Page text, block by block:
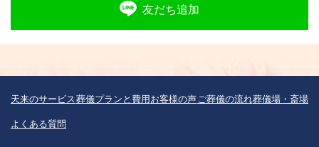
友だち追加
天来のサービス葬儀プランと費用お客様の声 ご葬儀の流れ葬儀場・斎場
よくある質問